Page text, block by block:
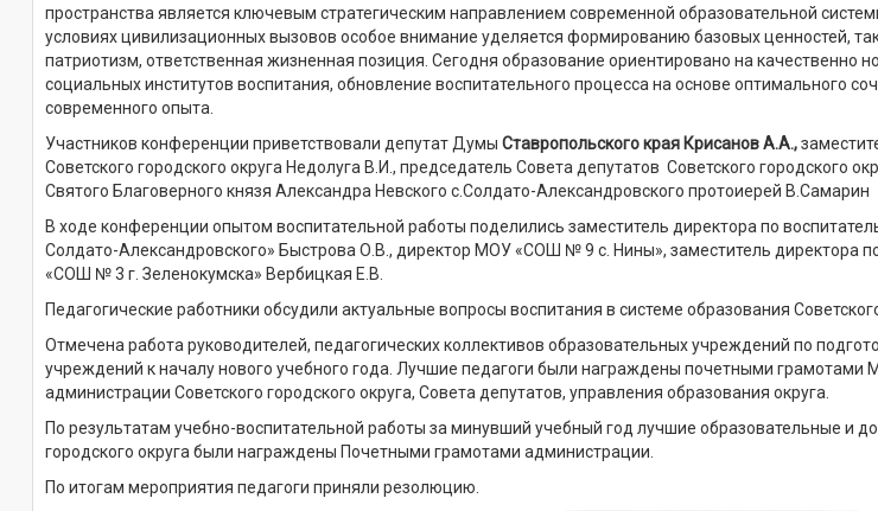
пространства является ключевым стратегическим направлением современной образовательной
условиях цивилизационных вызовов особое внимание уделяется формированию базовых ценностей,
патриотизм, ответственная жизненная позиция. Сегодня образование ориентировано на качественно
социальных институтов воспитания, обновление воспитательного процесса на основе оптимального
современного опыта.
Участников конференции приветствовали депутат Думы Ставропольского края Крисанов А.А.,
Советского городского округа Недолуга В.И., председатель Совета депутатов Советского городского
Святого Благоверного князя Александра Невского с.Солдато-Александровского протоиерей В.Самарин
В ходе конференции опытом воспитательной работы поделились заместитель директора по
Солдато-Александровского» Быстрова О.В., директор МОУ «СОШ № 9 с. Нины», заместитель директора
«СОШ № 3 г. Зеленокумска» Вербицкая Е.В.
Педагогические работники обсудили актуальные вопросы воспитания в системе образования
Отмечена работа руководителей, педагогических коллективов образовательных учреждений по
учреждений к началу нового учебного года. Лучшие педагоги были награждены почетными грамотами
администрации Советского городского округа, Совета депутатов, управления образования округа.
По результатам учебно-воспитательной работы за минувший учебный год лучшие образовательные и
городского округа были награждены Почетными грамотами администрации.
По итогам мероприятия педагоги приняли резолюцию.